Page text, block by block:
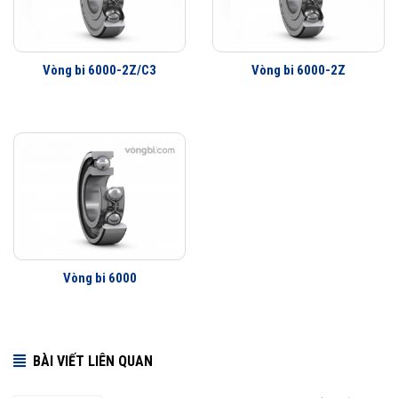
Vòng bi làm việc êm hơn
Ít rung động hơn
Tuổi thọ vòng bi cao hơn
Vòng bi 6000-2Z/C3 Vòng bi 6000-2Z
Vòng bi 6000
BÀI VIẾT LIÊN QUAN